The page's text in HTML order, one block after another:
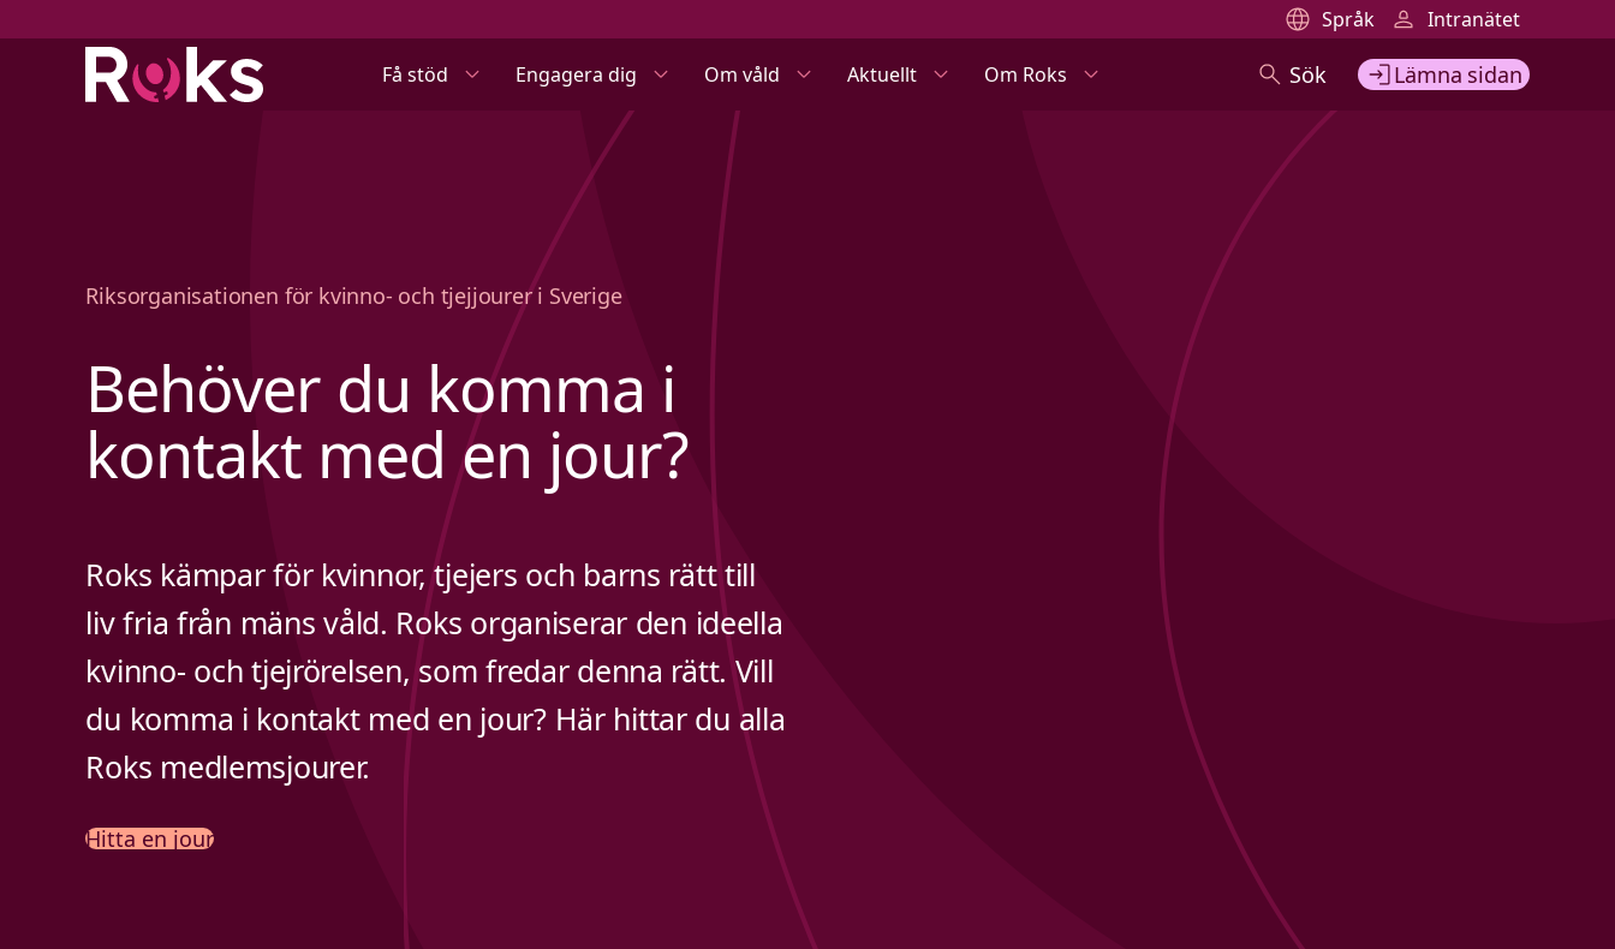
Få stöd Engagera dig Om våld Aktuellt Om Roks Sök Lämna sidan
Språk Intranätet
Riksorganisationen för kvinno- och tjejjourer i Sverige
Behöver du komma i
kontakt med en jour?
Roks kämpar för kvinnor, tjejers och barns rätt till
liv fria från mäns våld. Roks organiserar den ideella
kvinno- och tjejrörelsen, som fredar denna rätt. Vill
du komma i kontakt med en jour? Här hittar du alla
Roks medlemsjourer.
Hitta en jour